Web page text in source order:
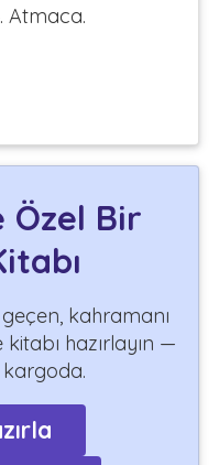
Atmaca.
Özel Bir
kahramanı
hazırlayın —
kargoda.